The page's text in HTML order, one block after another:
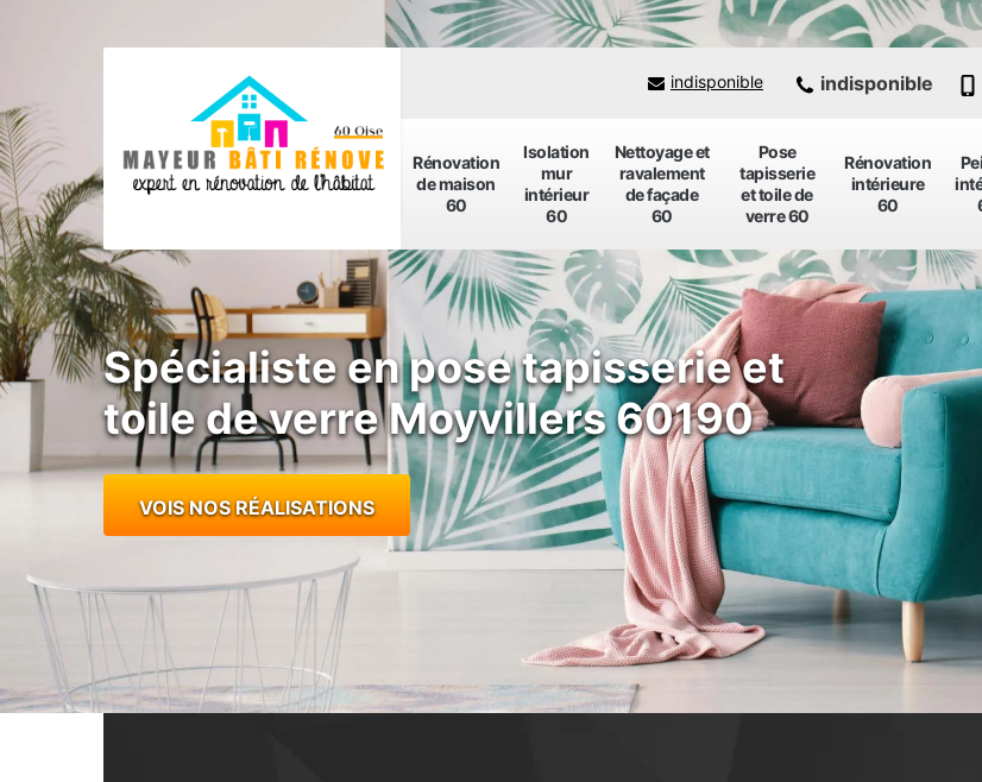
Rénovation
de maison
60
Isolation
mur
intérieur
60
Nettoyage et
ravalement
de façade
60
Pose
tapisserie
et toile de
verre 60
Rénovation
intérieure
60
indisponible indisponible
Spécialiste en pose tapisserie et
toile de verre Moyvillers 60190
VOIS NOS RÉALISATIONS